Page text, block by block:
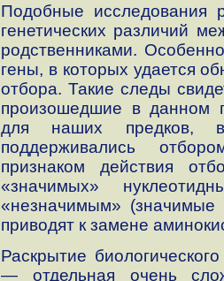
Подобные исследования
генетических различий
родственниками.
гены, в которых удается
отбора. Такие следы
произошедшие в данном
для наших предков,
поддерживались
признаком действия
«значимых»
«незначимым»
приводят к замене
Раскрытие
— отдельная очень